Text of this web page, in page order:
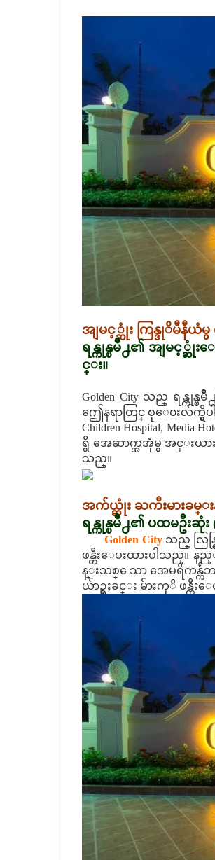
အျမင့္ဆုံး ကြန္ဒုိမီနီယံမွ ရ
ရန္ကုန္ၿမိဳ႕၏ အျမ
င္း။
Golden City သည္ ရန္ကုန္
ဤေနရာတြင္ စုေ၀းလ်က္ရွိပါ
Children Hospital,
ရွိ အေဆာက္အအုံမွ အင္း
သည္။
အက်ယ္ဆုံး ႀကီးမားခမ္
ရန္ကုန္ၿမိဳ႕၏ ပထမဦးဆုံး
Golden Cityသည္ လြန္စ
ဖန္တီးေပးထားပါသည္
န္းသစ္ ေသာ အေမရိကန္က်ဴ
ယ်ာဥ္ရႈခင္း မ်ားကုိ ဖန္တီး